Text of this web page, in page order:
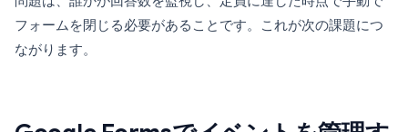
フォームを閉じる必要があることです。これが次の課題につ
ながります。